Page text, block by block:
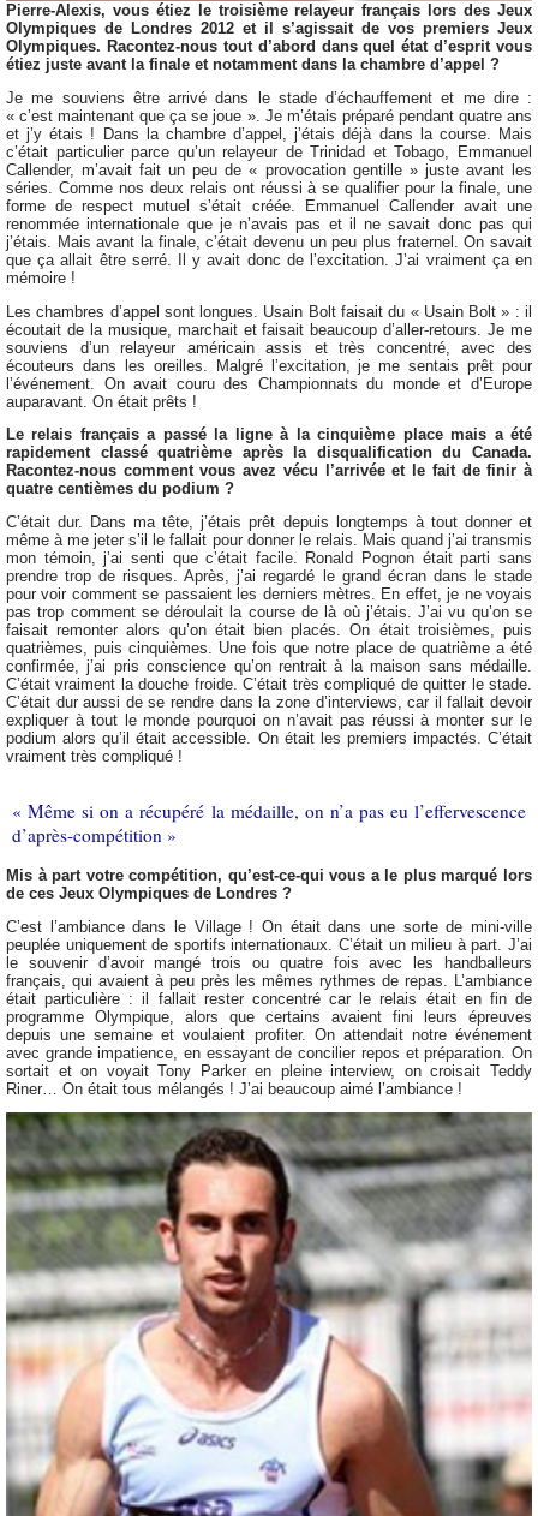
Pierre-Alexis, vous étiez le troisième relayeur français lors des Jeux
Olympiques de Londres 2012 et il s’agissait de vos premiers Jeux
Olympiques. Racontez-nous tout d’abord dans quel état d’esprit vous
étiez juste avant la finale et notamment dans la chambre d’appel ?
Je me souviens être arrivé dans le stade d’échauffement et me dire :
« c’est maintenant que ça se joue ». Je m’étais préparé pendant quatre ans
et j’y étais ! Dans la chambre d’appel, j’étais déjà dans la course. Mais
c’était particulier parce qu’un relayeur de Trinidad et Tobago, Emmanuel
Callender, m’avait fait un peu de « provocation gentille » juste avant les
séries. Comme nos deux relais ont réussi à se qualifier pour la finale, une
forme de respect mutuel s’était créée. Emmanuel Callender avait une
renommée internationale que je n’avais pas et il ne savait donc pas qui
j’étais. Mais avant la finale, c’était devenu un peu plus fraternel. On savait
que ça allait être serré. Il y avait donc de l’excitation. J’ai vraiment ça en
mémoire !
Les chambres d’appel sont longues. Usain Bolt faisait du « Usain Bolt » : il
écoutait de la musique, marchait et faisait beaucoup d’aller-retours. Je me
souviens d’un relayeur américain assis et très concentré, avec des
écouteurs dans les oreilles. Malgré l’excitation, je me sentais prêt pour
l’événement. On avait couru des Championnats du monde et d’Europe
auparavant. On était prêts !
Le relais français a passé la ligne à la cinquième place mais a été
rapidement classé quatrième après la disqualification du Canada.
Racontez-nous comment vous avez vécu l’arrivée et le fait de finir à
quatre centièmes du podium ?
C’était dur. Dans ma tête, j’étais prêt depuis longtemps à tout donner et
même à me jeter s’il le fallait pour donner le relais. Mais quand j’ai transmis
mon témoin, j’ai senti que c’était facile. Ronald Pognon était parti sans
prendre trop de risques. Après, j’ai regardé le grand écran dans le stade
pour voir comment se passaient les derniers mètres. En effet, je ne voyais
pas trop comment se déroulait la course de là où j’étais. J’ai vu qu’on se
faisait remonter alors qu’on était bien placés. On était troisièmes, puis
quatrièmes, puis cinquièmes. Une fois que notre place de quatrième a été
confirmée, j’ai pris conscience qu’on rentrait à la maison sans médaille.
C’était vraiment la douche froide. C’était très compliqué de quitter le stade.
C’était dur aussi de se rendre dans la zone d’interviews, car il fallait devoir
expliquer à tout le monde pourquoi on n’avait pas réussi à monter sur le
podium alors qu’il était accessible. On était les premiers impactés. C’était
vraiment très compliqué !
« Même si on a récupéré la médaille, on n’a pas eu l’effervescence
d’après-compétition »
Mis à part votre compétition, qu’est-ce-qui vous a le plus marqué lors
de ces Jeux Olympiques de Londres ?
C’est l’ambiance dans le Village ! On était dans une sorte de mini-ville
peuplée uniquement de sportifs internationaux. C’était un milieu à part. J’ai
le souvenir d’avoir mangé trois ou quatre fois avec les handballeurs
français, qui avaient à peu près les mêmes rythmes de repas. L’ambiance
était particulière : il fallait rester concentré car le relais était en fin de
programme Olympique, alors que certains avaient fini leurs épreuves
depuis une semaine et voulaient profiter. On attendait notre événement
avec grande impatience, en essayant de concilier repos et préparation. On
sortait et on voyait Tony Parker en pleine interview, on croisait Teddy
Riner… On était tous mélangés ! J’ai beaucoup aimé l’ambiance !